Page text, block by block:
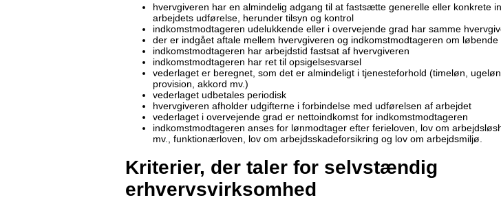
hvervgiveren har en almindelig adgang til at fastsætte generelle eller konkrete
arbejdets udførelse, herunder tilsyn og kontrol
indkomstmodtageren udelukkende eller i overvejende grad har samme
der er indgået aftale mellem hvervgiveren og indkomstmodtageren om løbende
indkomstmodtageren har arbejdstid fastsat af hvervgiveren
indkomstmodtageren har ret til opsigelsesvarsel
vederlaget er beregnet, som det er almindeligt i tjenesteforhold (timeløn,
provision, akkord mv.)
vederlaget udbetales periodisk
hvervgiveren afholder udgifterne i forbindelse med udførelsen af arbejdet
vederlaget i overvejende grad er nettoindkomst for indkomstmodtageren
indkomstmodtageren anses for lønmodtager efter ferieloven, lov om
mv., funktionærloven, lov om arbejdsskadeforsikring og lov om arbejdsmiljø.
Kriterier, der taler for selvstændig
erhvervsvirksomhed